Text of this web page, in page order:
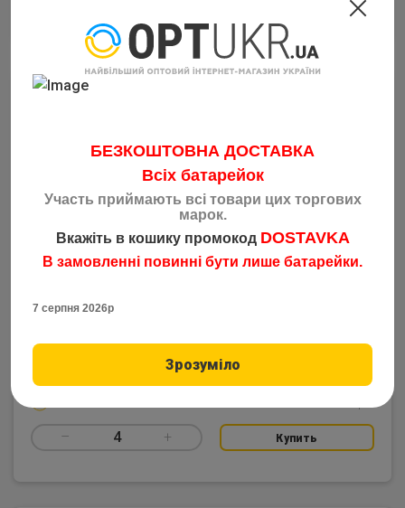
– 4 + Купить
БЕЗКОШТОВНА ДОСТАВКА
Всіх батарейок
Участь приймають всі товари цих торгових
марок.
Вкажіть в кошику промокод DOSTAVKA
В замовленні повинні бути лише батарейки.
7 серпня 2026р
Зрозуміло